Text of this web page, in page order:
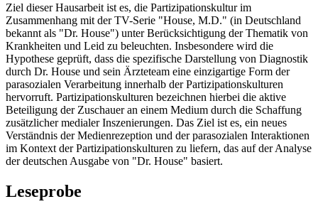
Ziel dieser Hausarbeit ist es, die Partizipationskultur im
Zusammenhang mit der TV-Serie "House, M.D." (in Deutschland
bekannt als "Dr. House") unter Berücksichtigung der Thematik von
Krankheiten und Leid zu beleuchten. Insbesondere wird die
Hypothese geprüft, dass die spezifische Darstellung von Diagnostik
durch Dr. House und sein Ärzteteam eine einzigartige Form der
parasozialen Verarbeitung innerhalb der Partizipationskulturen
hervorruft. Partizipationskulturen bezeichnen hierbei die aktive
Beteiligung der Zuschauer an einem Medium durch die Schaffung
zusätzlicher medialer Inszenierungen. Das Ziel ist es, ein neues
Verständnis der Medienrezeption und der parasozialen Interaktionen
im Kontext der Partizipationskulturen zu liefern, das auf der Analyse
der deutschen Ausgabe von "Dr. House" basiert.
Leseprobe